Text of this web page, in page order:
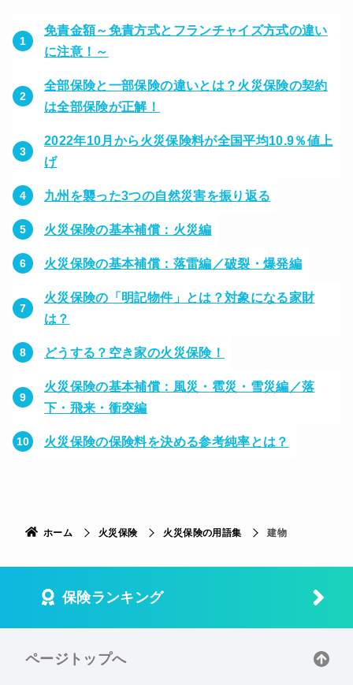
免責金額～免責方式とフランチャイズ方式の違い
に注意！～
全部保険と一部保険の違いとは？火災保険の契約
は全部保険が正解！
2022年10月から火災保険料が全国平均10.9％値上
げ
九州を襲った3つの自然災害を振り返る
火災保険の基本補償：火災編
火災保険の基本補償：落雷編／破裂・爆発編
火災保険の「明記物件」とは？対象になる家財
は？
どうする？空き家の火災保険！
火災保険の基本補償：風災・雹災・雪災編／落
下・飛来・衝突編
火災保険の保険料を決める参考純率とは？
ホーム 火災保険 火災保険の用語集 建物
保険ランキング
ページトップへ